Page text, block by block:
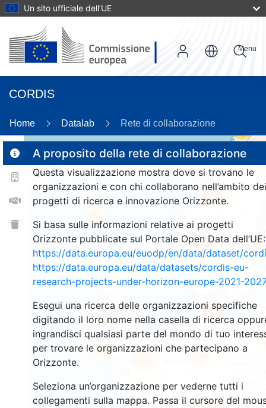
Un sito ufficiale dell’UE
CORDIS
Menu
Home Datalab Rete di collaborazione
A proposito della rete di collaborazione
Questa visualizzazione mostra dove si trovano le
organizzazioni e con chi collaborano nell’ambito dei
progetti di ricerca e innovazione Orizzonte.
Si basa sulle informazioni relative ai progetti
Orizzonte pubblicate sul Portale Open Data dell’UE:
https://data.europa.eu/euodp/en/data/dataset/
https://data.europa.eu/data/datasets/cordis-eu-
research-projects-under-horizon-europe-2021-2027
Esegui una ricerca delle organizzazioni specifiche
digitando il loro nome nella casella di ricerca
ingrandisci qualsiasi parte del mondo di tuo
per trovare le organizzazioni che partecipano a
Orizzonte.
Seleziona un’organizzazione per vederne tutti i
collegamenti sulla mappa. Passa il cursore del
42
115
964
2254
3317
13461
984